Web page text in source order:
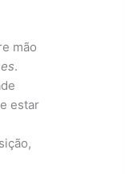
mão
.
estar